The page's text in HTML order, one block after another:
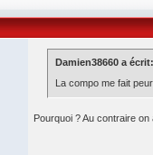
Damien38660 a écrit:
La compo me fait
Pourquoi ? Au contraire